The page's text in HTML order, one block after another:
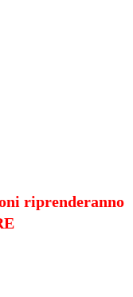
riprenderanno